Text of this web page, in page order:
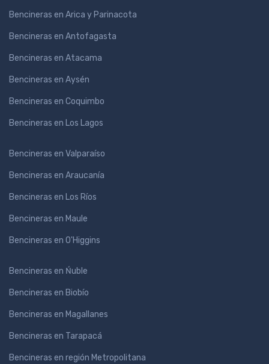
Bencineras en Arica y Parinacota
Bencineras en Antofagasta
Bencineras en Atacama
Bencineras en Aysén
Bencineras en Coquimbo
Bencineras en Los Lagos
Bencineras en Valparaíso
Bencineras en Araucanía
Bencineras en Los Ríos
Bencineras en Maule
Bencineras en O'Higgins
Bencineras en Ńuble
Bencineras en Biobío
Bencineras en Magallanes
Bencineras en Tarapacá
Bencineras en región Metropolitana